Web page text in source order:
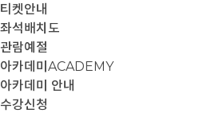
티켓안내
좌석배치도
관람예절
아카데미 ACADEMY
아카데미 안내
수강신청